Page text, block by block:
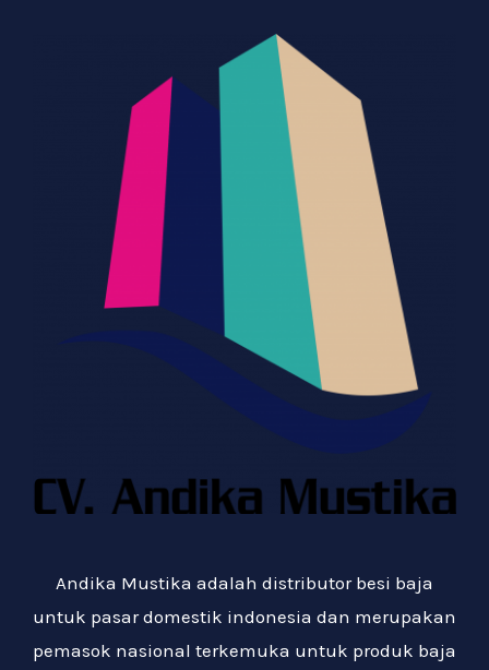
Andika Mustika adalah distributor besi baja
untuk pasar domestik indonesia dan merupakan
pemasok nasional terkemuka untuk produk baja